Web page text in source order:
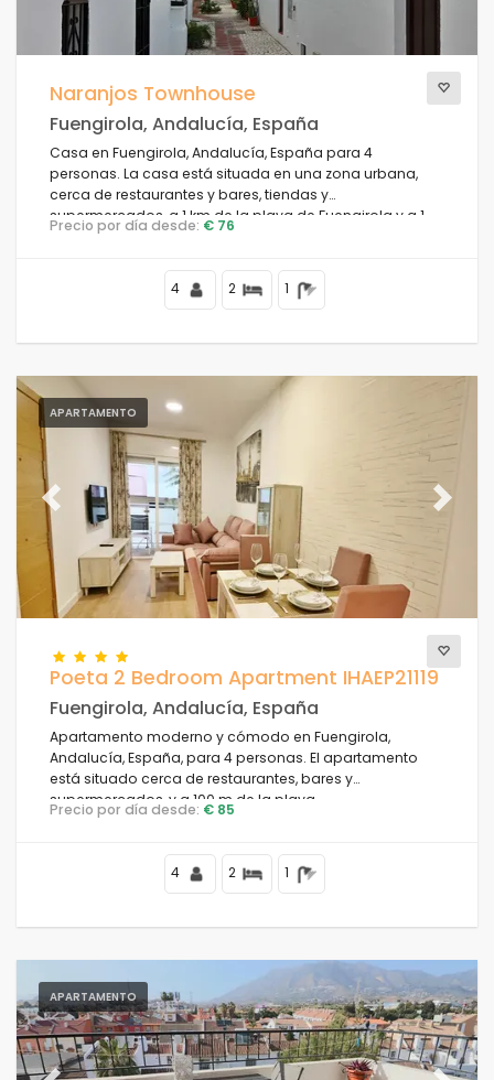
Naranjos Townhouse
Fuengirola, Andalucía, España
Casa en Fuengirola, Andalucía, España para 4
personas. La casa está situada en una zona urbana,
cerca de restaurantes y bares, tiendas y
supermercados, a 1 km de la playa de Fuengirola y a 1
km del Mediterráneo.
Precio por día desde: € 76
4 2 1
APARTAMENTO
Previous Next
Poeta 2 Bedroom Apartment IHAEP21119
Fuengirola, Andalucía, España
Apartamento moderno y cómodo en Fuengirola,
Andalucía, España, para 4 personas. El apartamento
está situado cerca de restaurantes, bares y
supermercados, y a 100 m de la playa.
Precio por día desde: € 85
4 2 1
APARTAMENTO